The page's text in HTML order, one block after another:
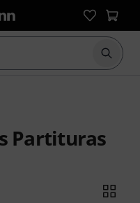
Iniciar
Partituras